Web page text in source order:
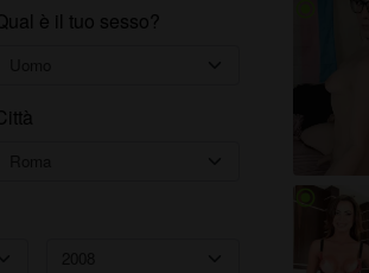
effettivi di transfirenze.com e che alcuni
Riconosco che transfirenze.com non
precedenti dei suoi membri e che il sito
altrimenti di verificare l'esattezza delle
è il tuo sesso?